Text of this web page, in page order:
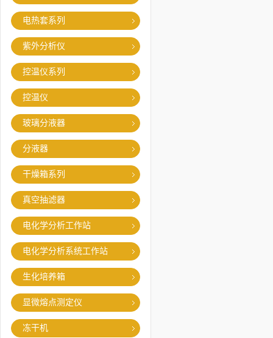
电热套系列
紫外分析仪
控温仪系列
控温仪
玻璃分液器
分液器
干燥箱系列
真空抽滤器
电化学分析工作站
电化学分析系统工作站
生化培养箱
显微熔点测定仪
冻干机